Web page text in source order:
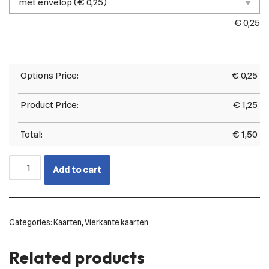
€ 0,25
Options Price: € 0,25
Product Price: € 1,25
Total: € 1,50
Add to cart
Categories:Kaarten,Vierkante kaarten
Related products